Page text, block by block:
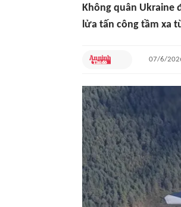
Không quân Ukraine
lửa tấn công tầm xa
07/6/